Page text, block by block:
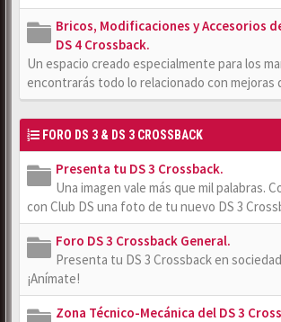
Bricos, Modificaciones y Accesorios
DS 4 Crossback.
Un espacio creado especialmente para los
encontrarás todo lo relacionado con mejoras
FORO DS 3 & DS 3 CROSSBACK
Presenta tu DS 3 Crossback.
Una imagen vale más que mil palabras.
con Club DS una foto de tu nuevo DS 3
Foro DS 3 Crossback General.
Presenta tu DS 3 Crossback en
¡Anímate!
Zona Técnico-Mecánica del DS 3